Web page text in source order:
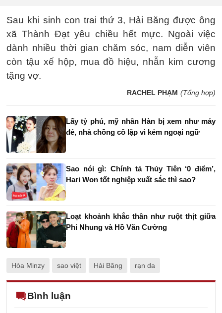
Sau khi sinh con trai thứ 3, Hải Băng được ông
xã Thành Đạt yêu chiều hết mực. Ngoài việc
dành nhiều thời gian chăm sóc, nam diễn viên
còn tậu xế hộp, mua đồ hiệu, nhẫn kim cương
tặng vợ.
RACHEL PHẠM (Tổng hợp)
Lấy tỷ phú, mỹ nhân Hàn bị xem như máy
đẻ, nhà chồng cô lập vì kém ngoại ngữ
Sao nói gì: Chính tả Thủy Tiên ‘0 điểm’,
Hari Won tốt nghiệp xuất sắc thì sao?
Loạt khoảnh khắc thân như ruột thịt giữa
Phi Nhung và Hồ Văn Cường
Hòa Minzy sao việt Hải Băng rạn da
Bình luận